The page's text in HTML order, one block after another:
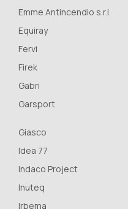
Emme Antincendio s.r.l.
Equiray
Fervi
Firek
Gabri
Garsport
Giasco
Idea 77
Indaco Project
Inuteq
Irbema